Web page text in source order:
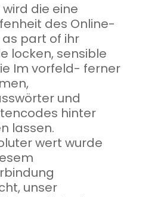
wird die eine
des Online-
as part of ihr
locken, sensible
Im vorfeld- ferner
und
hinter
lassen.
wert wurde
unser